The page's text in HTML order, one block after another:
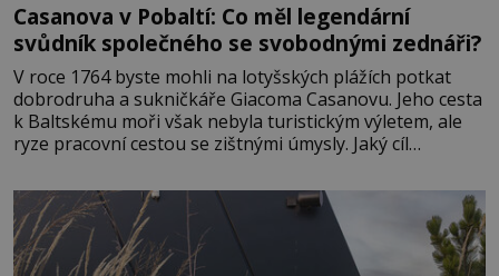
Casanova v Pobaltí: Co měl legendární
svůdník společného se svobodnými zednáři?
V roce 1764 byste mohli na lotyšských plážích potkat
dobrodruha a sukničkáře Giacoma Casanovu. Jeho cesta
k Baltskému moři však nebyla turistickým výletem, ale
ryze pracovní cestou se zištnými úmysly. Jaký cíl
lotyšské Rigy? Casanova v Pobaltí kontaktoval tamní
zednářské lóže. Nebyl v této oblasti žádným nováčkem,
protože do zednářské